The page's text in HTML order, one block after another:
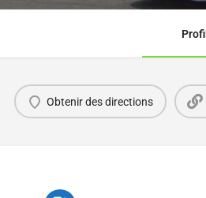
Profil
Obtenir des directions